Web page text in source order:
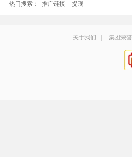
热门搜索： 推广链接 提现
关于我们 集团荣誉